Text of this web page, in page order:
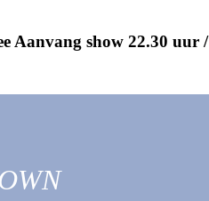
Aanvang show 22.30 uur